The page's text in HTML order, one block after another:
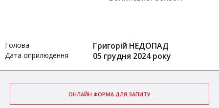
Голова Григорій НЕДОПАД
Дата оприлюдення 05 грудня 2024 року
ОНЛАЙН ФОРМА ДЛЯ ЗАПИТУ